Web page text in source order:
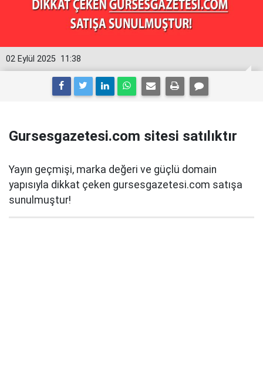
11:38
02 Eylül 2025
Gursesgazetesi.com sitesi satılıktır
Yayın geçmişi, marka değeri ve güçlü domain
yapısıyla dikkat çeken gursesgazetesi.com satışa
sunulmuştur!